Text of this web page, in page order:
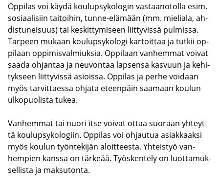
Op­pi­las voi käydä kou­lup­sy­ko­lo­gin vas­taa­no­tol­la esim.
so­si­aa­li­siin tai­toi­hin, tunne-​elämään (mm. mie­lia­la, ah­
dis­tu­nei­suus) tai kes­kit­ty­mi­seen liit­ty­vis­sä pul­mis­sa.
Tar­peen mu­kaan kou­lup­sy­ko­lo­gi kar­toit­taa ja tut­kii op­
pi­laan op­pi­mis­val­miuk­sia. Op­pi­laan van­hem­mat voi­vat
saada oh­jan­taa ja neu­von­taa lap­sen­sa kas­vuun ja ke­hi­
tyk­seen liit­ty­vis­sä asiois­sa. Op­pi­las ja perhe voi­daan
myös tar­vit­taes­sa oh­ja­ta eteen­päin saa­maan kou­lun
ul­ko­puo­lis­ta tukea.
Van­hem­mat tai nuori itse voi­vat ottaa suo­raan yh­teyt­
tä kou­lup­sy­ko­lo­giin. Op­pi­las voi oh­jau­tua asiak­kaak­si
myös kou­lun työn­te­ki­jän aloit­tees­ta. Yh­teis­työ van­
hem­pien kans­sa on tär­ke­ää. Työs­ken­te­ly on luot­ta­muk­
sel­lis­ta ja mak­su­ton­ta.